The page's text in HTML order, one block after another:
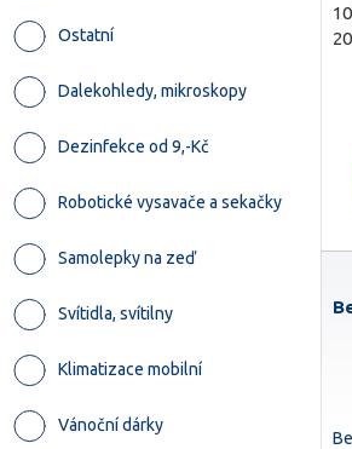
Ostatní
Dalekohledy, mikroskopy
Dezinfekce od 9,-Kč
Robotické vysavače a sekačky
Samolepky na zeď
Svítidla, svítilny
Klimatizace mobilní
Vánoční dárky